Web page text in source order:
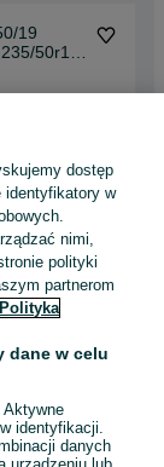
19
50r19
2026
SKODA
Karoq
2026
dostęp
identyfikatory w
nimi,
polityki
partnerom
Polityka
dane w celu
Aktywne
identyfikacji.
danych